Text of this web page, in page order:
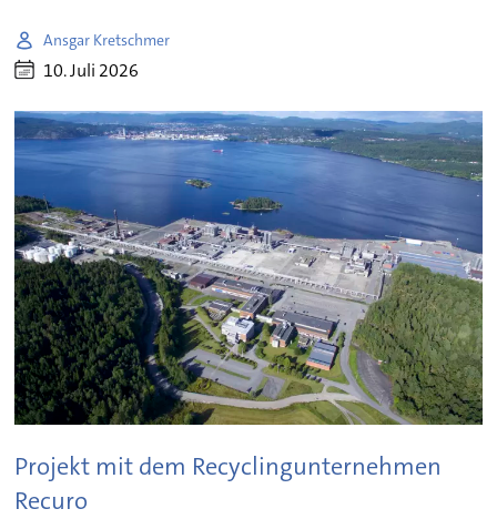
Ansgar Kretschmer
10. Juli 2026
Projekt mit dem Recyclingunternehmen
Recuro